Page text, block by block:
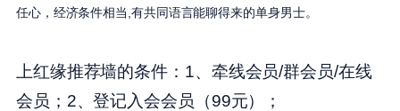
任心，经济条件相当,有共同语言能聊得来的单身男士。
上红缘推荐墙的条件：1、牵线会员/群会员/在线
会员；2、登记入会会员（99元）；